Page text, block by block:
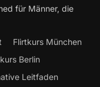
für Männer, die
Flirtkurs München
Berlin
Leitfaden